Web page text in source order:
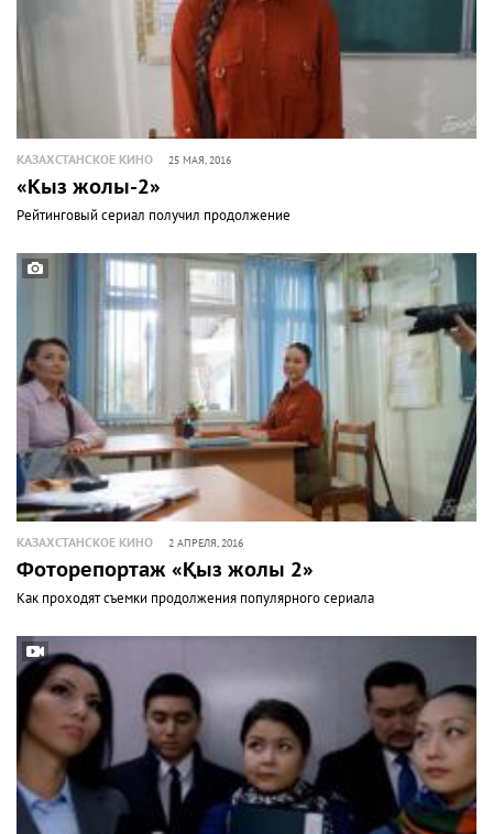
КАЗАХСТАНСКОЕ КИНО 25 МАЯ, 2016
«Кыз жолы-2»
Рейтинговый сериал получил продолжение
КАЗАХСТАНСКОЕ КИНО 2 АПРЕЛЯ, 2016
Фоторепортаж «Қыз жолы 2»
Как проходят съемки продолжения популярного сериала